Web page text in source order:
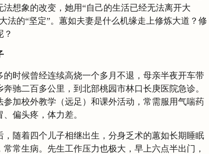
想象的改变，她用“自己的生活已经无法离开大
法的“坚定”。蕙如夫妻是什么机缘走上修炼大道？修
的时候曾经连续高烧一个多月不退，母亲半夜开车带
驰二百多公里，到北部桃园市林口长庚医院急诊。
参加校外教学（远足）和课外活动，常需服用气喘药
偏头疼，体力差。
，随着四个儿子相继出生，分身乏术的蕙如长期睡眠
常生病。先生工作压力也极大，早上六点半出门，